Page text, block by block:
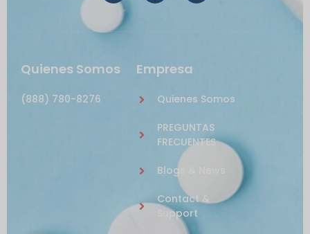
Quienes Somos
(888) 780-8276
Empresa
Quienes Somos
PREGUNTAS
FRECUENTES
Blogs & News
Contact &
Support